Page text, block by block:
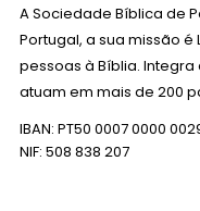
A Sociedade Bíblica de
Portugal, a sua missão é
pessoas à Bíblia.
atuam em mais de 200
IBAN: PT50 0007 0000
NIF: 508 838 207